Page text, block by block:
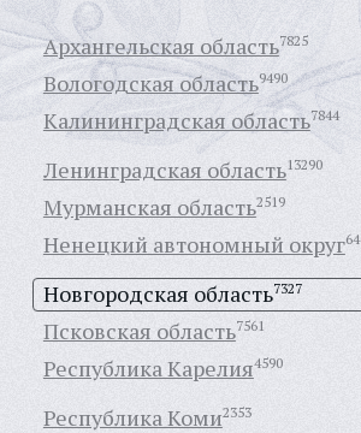
Архангельская область7825
Вологодская область9490
Калининградская область7844
Ленинградская область13290
Мурманская область2519
Ненецкий автономный округ64
Новгородская область7327
Псковская область7561
Республика Карелия4590
Республика Коми2353